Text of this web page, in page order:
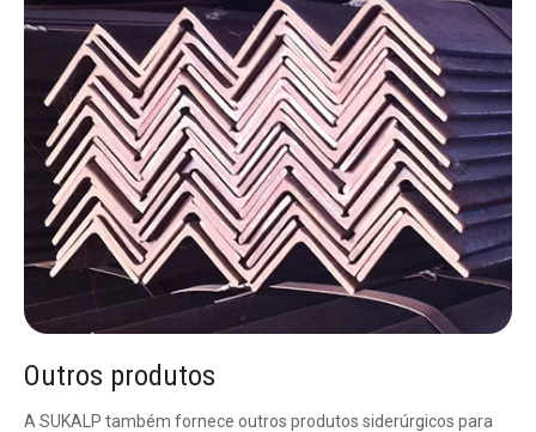
Outros produtos
A SUKALP também fornece outros produtos siderúrgicos para